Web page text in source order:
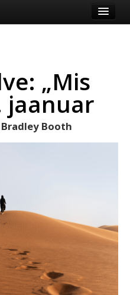
Logi sisse või registreeru
„Mis
jaanuar
Bradley Booth